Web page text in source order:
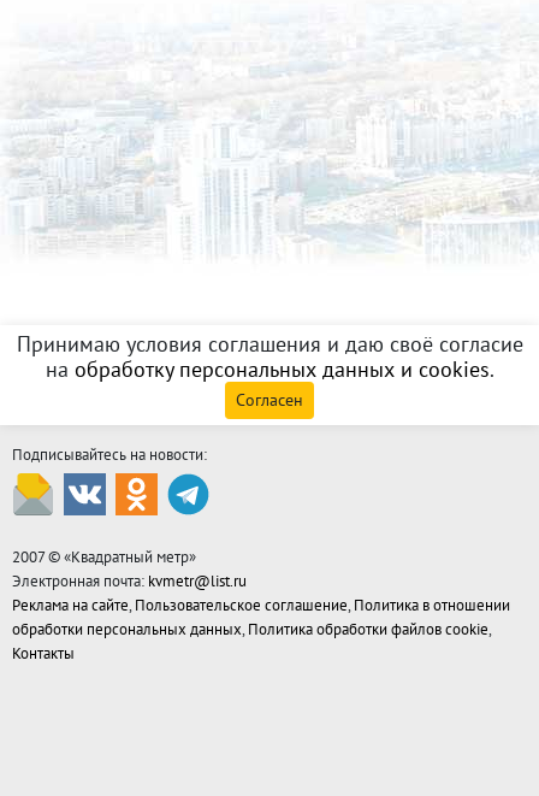
Принимаю условия соглашения и даю своё согласие
на обработку персональных данных и cookies.
Согласен
Подписывайтесь на новости:
2007 © «Квадратный метр»
Электронная почта: kvmetr@list.ru
Реклама на сайте, Пользовательское соглашение, Политика в отношении
обработки персональных данных, Политика обработки файлов cookie,
Контакты